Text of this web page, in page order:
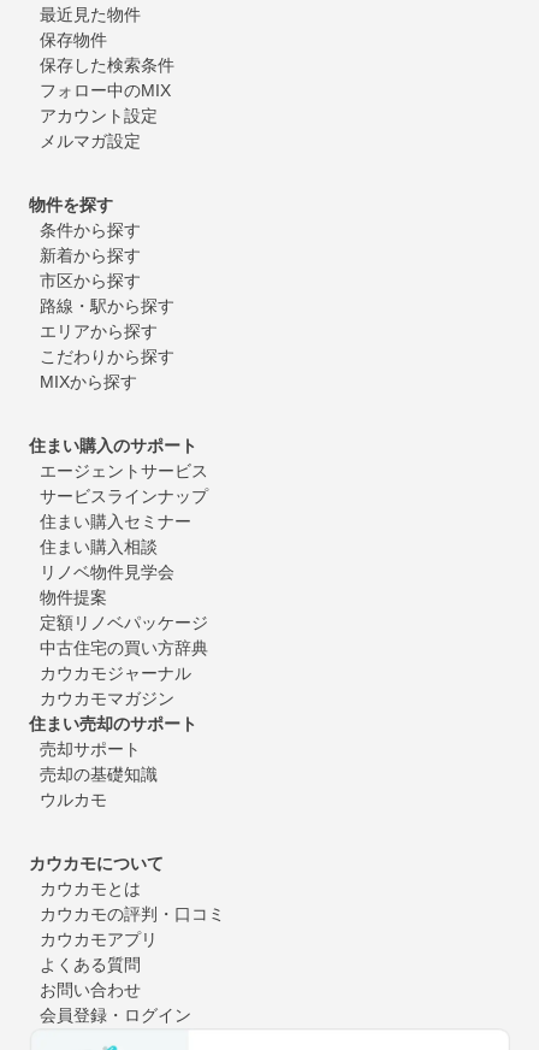
最近見た物件
保存物件
保存した検索条件
フォロー中のMIX
アカウント設定
メルマガ設定
物件を探す
条件から探す
新着から探す
市区から探す
路線・駅から探す
エリアから探す
こだわりから探す
MIXから探す
住まい購入のサポート
エージェントサービス
サービスラインナップ
住まい購入セミナー
住まい購入相談
リノベ物件見学会
物件提案
定額リノベパッケージ
中古住宅の買い方辞典
カウカモジャーナル
カウカモマガジン
住まい売却のサポート
売却サポート
売却の基礎知識
ウルカモ
カウカモについて
カウカモとは
カウカモの評判・口コミ
カウカモアプリ
よくある質問
お問い合わせ
会員登録・ログイン